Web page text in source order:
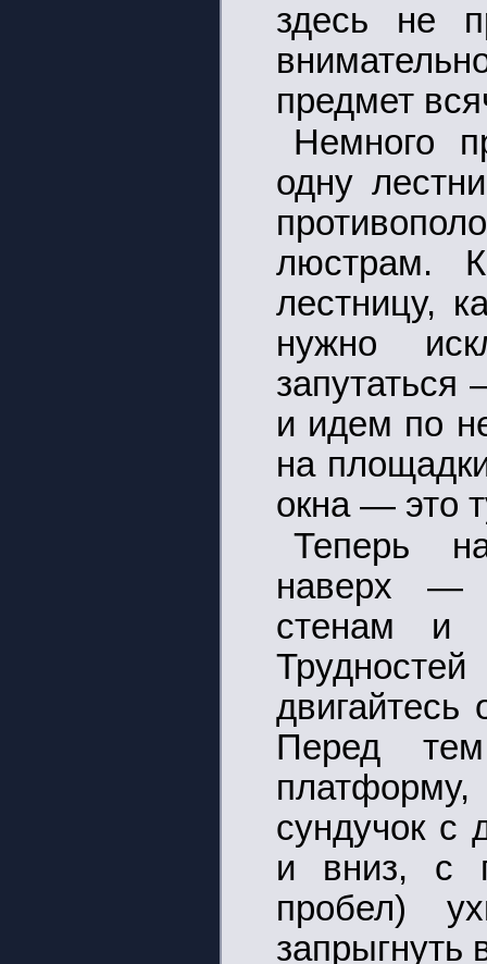
здесь не
предмет
Немного
одну
люстрам.
лестницу,
нужно
и идем по
на
окна — это
Теперь
наверх —
стенам и
Перед
сундучок с
и вниз, с
пробел)
запрыгнуть